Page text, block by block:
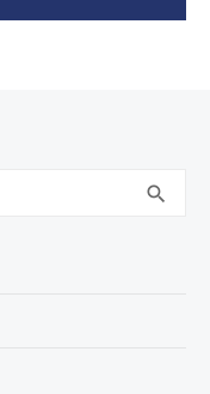
search